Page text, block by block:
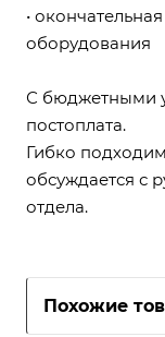
•
оборудования
С бюджетными
постоплата.
Гибко
обсуждается с
отдела.
Похожие